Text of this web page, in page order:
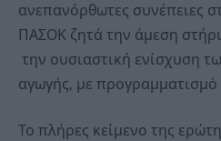
ανεπανόρθωτες συνέπειες
ΠΑΣΟΚ ζητά την άμεση
την ουσιαστική ενίσχυση
αγωγής, με προγραμματισμό
Το πλήρες κείμενο της